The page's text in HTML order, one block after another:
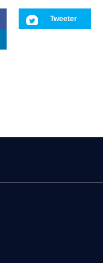
Tweeter